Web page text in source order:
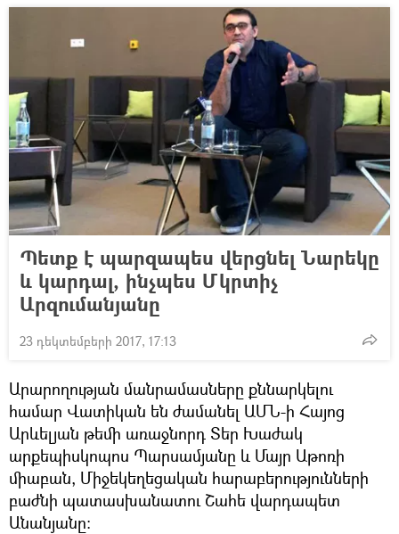
Պետք է պարզապես վերցնել Նարեկը
և կարդալ, ինչպես Մկրտիչ
Արզումանյանը
23 դեկտեմբերի 2017, 17:13
Արարողության մանրամասները քննարկելու
համար Վատիկան են ժամանել ԱՄՆ-ի Հայոց
Արևելյան թեմի առաջնորդ Տեր Խաժակ
արքեպիսկոպոս Պարսամյանը և Մայր Աթոռի
միաբան, Միջեկեղեցական հարաբերությունների
բաժնի պատասխանատու Շահե վարդապետ
Անանյանը։